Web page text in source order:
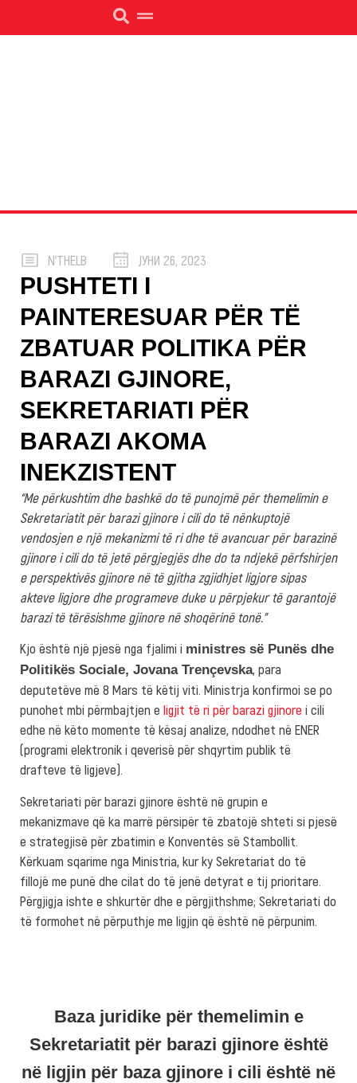
N’THELB ЈУНИ 26, 2023
PUSHTETI I
PAINTERESUAR PËR TË
ZBATUAR POLITIKA PËR
BARAZI GJINORE,
SEKRETARIATI PËR
BARAZI AKOMA
INEKZISTENT
“Me përkushtim dhe bashkë do të punojmë për themelimin e
Sekretariatit për barazi gjinore i cili do të nënkuptojë
vendosjen e një mekanizmi të ri dhe të avancuar për barazinë
gjinore i cili do të jetë përgjegjës dhe do ta ndjekë përfshirjen
e perspektivës gjinore në të gjitha zgjidhjet ligjore sipas
akteve ligjore dhe programeve duke u përpjekur të garantojë
barazi të tërësishme gjinore në shoqërinë tonë.”
Kjo është një pjesë nga fjalimi i ministres së Punës dhe
Politikës Sociale, Jovana Trençevska, para
deputetëve më 8 Mars të këtij viti. Ministrja konfirmoi se po
punohet mbi përmbajtjen e ligjit të ri për barazi gjinore i cili
edhe në këto momente të kësaj analize, ndodhet në ENER
(programi elektronik i qeverisë për shqyrtim publik të
drafteve të ligjeve).
Sekretariati për barazi gjinore është në grupin e
mekanizmave që ka marrë përsipër të zbatojë shteti si pjesë
e strategjisë për zbatimin e Konventës së Stambollit.
Kërkuam sqarime nga Ministria, kur ky Sekretariat do të
fillojë me punë dhe cilat do të jenë detyrat e tij prioritare.
Përgjigja ishte e shkurtër dhe e përgjithshme; Sekretariati do
të formohet në përputhje me ligjin që është në përpunim.
Baza juridike për themelimin e
Sekretariatit për barazi gjinore është
në ligjin për baza gjinore i cili është në